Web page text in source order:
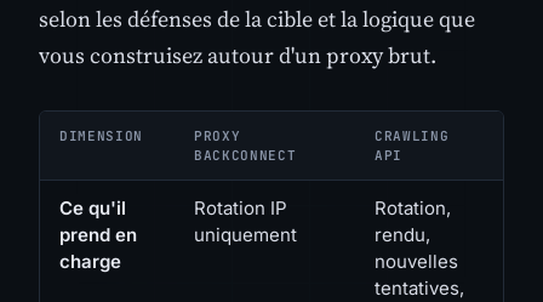
selon les défenses de la cible et la logique que
vous construisez autour d'un proxy brut.
DIMENSION
PROXY
BACKCONNECT
CRAWLING
API
Ce qu'il
prend en
charge
Rotation IP
uniquement
Rotation,
rendu,
nouvelles
tentatives,